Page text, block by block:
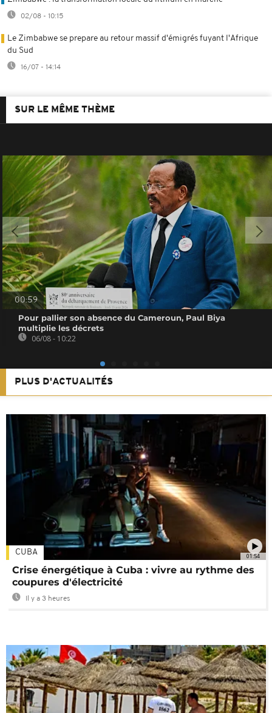
02/08 - 10:15
Le Zimbabwe se prepare au retour massif d'émigrés fuyant l'Afrique
du Sud
16/07 - 14:14
SUR LE MÊME THÈME
00:59
Pour pallier son absence du Cameroun, Paul Biya
multiplie les décrets
06/08 - 10:22
PLUS D'ACTUALITÉS
01:54
CUBA
Crise énergétique à Cuba : vivre au rythme des
coupures d'électricité
Il y a 3 heures